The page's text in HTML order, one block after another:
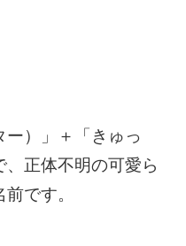
ー）」＋「きゅっ
、正体不明の可愛ら
です。